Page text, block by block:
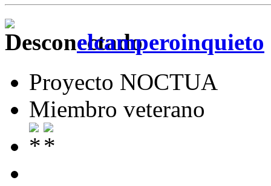
elcamperoinquieto
Proyecto NOCTUA
Miembro veterano